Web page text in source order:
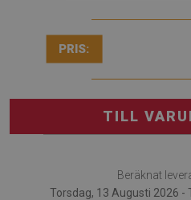
PRIS:
TILL
Beräknat
Torsdag, 13 Augusti 2026 -